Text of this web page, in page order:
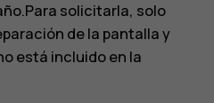
solicitarla, solo
de la pantalla y
está incluido en la